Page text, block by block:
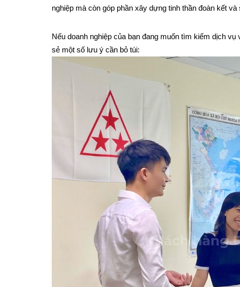
nghiệp mà còn góp phần xây dựng tinh thần đoàn kết
Nếu doanh nghiệp của bạn đang muốn tìm kiếm dịch
sẻ một số lưu ý cần bỏ túi: